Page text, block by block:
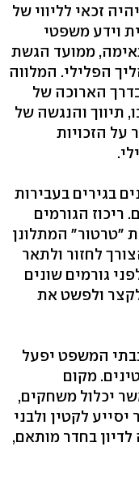
זכאי לליווי של
וידע משפטי
ממועד הגשת
הפלילי. המלווה
הארוכה של
תיווך והנגשה של
על הזכויות
בגירים בעבירות
ריכוז הגורמים
"טרטור" המתלונן
לחזור ולתאר
גורמים שונים
ולפשט את
המשפט יפעל
מקום
יכלול משחקים,
לקטין ולבני
בחדר מותאם,